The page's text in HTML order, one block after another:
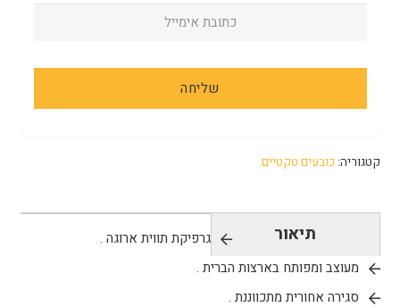
קטגוריה: כובעים טקטיים
תיאור
גרפיקת תווית ארוגה .
מעוצב ומפותח בארצות הברית .
סגירה אחורית מתכווננת .